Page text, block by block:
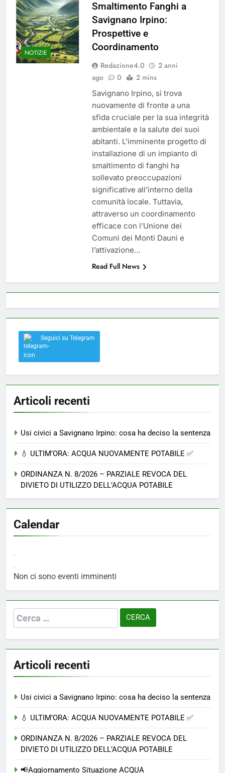
NOTIZIE
Smaltimento Fanghi a
Savignano Irpino:
Prospettive e
Coordinamento
Redazione4.0
2 anni
ago
0 2 mins
Savignano Irpino, si trova
nuovamente di fronte a una
sfida cruciale per la sua integrità
ambientale e la salute dei suoi
abitanti. L’imminente progetto di
installazione di un impianto di
smaltimento di fanghi ha
sollevato preoccupazioni
significative all’interno della
comunità locale. Tuttavia,
attraverso un coordinamento
efficace con l’Unione dei
Comuni dei Monti Dauni e
l’attivazione…
Read Full News
Seguici su Telegram
Articoli recenti
Usi civici a Savignano Irpino: cosa ha deciso la sentenza
💧 ULTIM’ORA: ACQUA NUOVAMENTE POTABILE ✅
ORDINANZA N. 8/2026 – PARZIALE REVOCA DEL
DIVIETO DI UTILIZZO DELL’ACQUA POTABILE
Calendar
Non ci sono eventi imminenti
Ricerca
per:
Articoli recenti
Usi civici a Savignano Irpino: cosa ha deciso la sentenza
💧 ULTIM’ORA: ACQUA NUOVAMENTE POTABILE ✅
ORDINANZA N. 8/2026 – PARZIALE REVOCA DEL
DIVIETO DI UTILIZZO DELL’ACQUA POTABILE
📢Aggiornamento Situazione ACQUA